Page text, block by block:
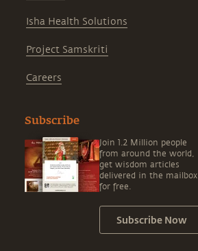
Isha Health Solutions
Project Samskriti
Careers
Subscribe
Join 1.2 Million people
from around the world,
get wisdom articles
delivered in the mailbox
for free.
Subscribe Now